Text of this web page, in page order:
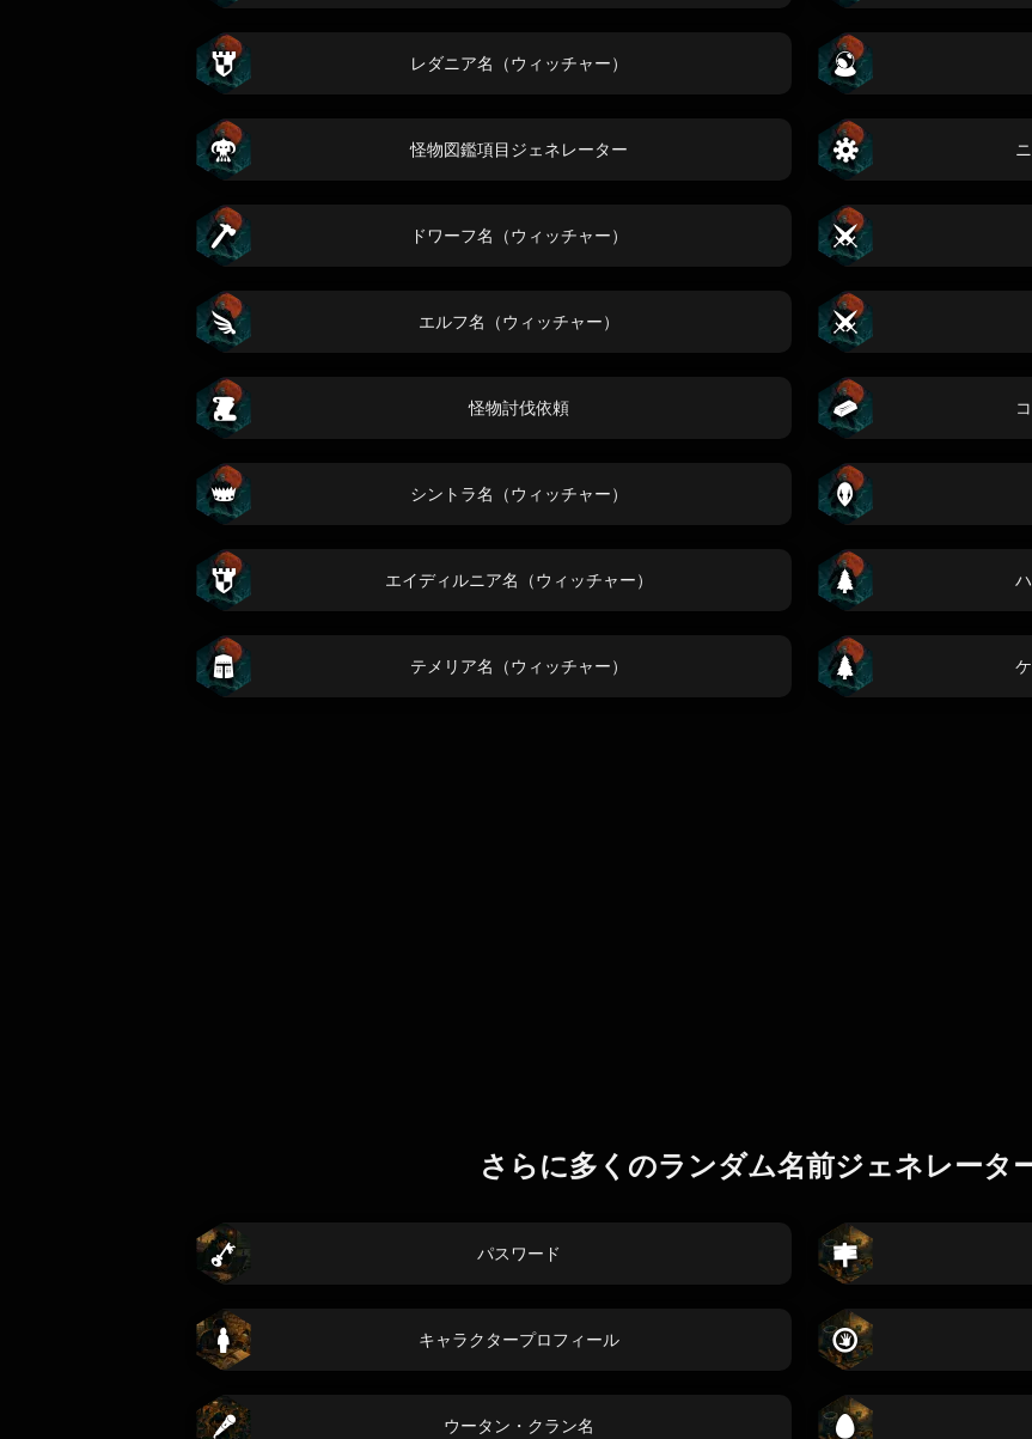
レダニア名（ウィッチャー）
怪物図鑑項目ジェネレーター
ドワーフ名（ウィッチャー）
エルフ名（ウィッチャー）
怪物討伐依頼
シントラ名（ウィッチャー）
エイディルニア名（ウィッチャー）
テメリア名（ウィッチャー）
さらに多くのランダム名前ジェネレータ
パスワード
キャラクタープロフィール
ウータン・クラン名